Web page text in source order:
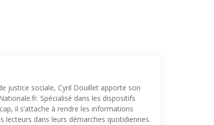
justice sociale, Cyril Douillet apporte son
Spécialisé dans les dispositifs
il s’attache à rendre les informations
lecteurs dans leurs démarches quotidiennes.